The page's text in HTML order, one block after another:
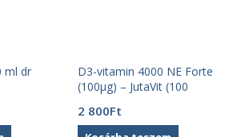
ml dr
D3-vitamin 4000 NE Forte
(100µg) – JutaVit (100
2 800Ft